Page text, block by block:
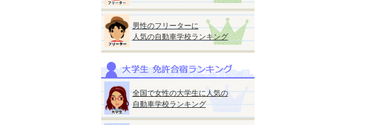
男性のフリーターに
人気の自動車学校ランキング
全国で女性の大学生に人気の
自動車学校ランキング